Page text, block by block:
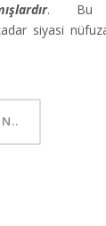
. Bu
siyasi